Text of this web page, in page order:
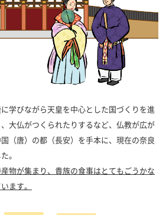
学びながら天皇を中心とした国づくりを進
大仏がつくられたりするなど、仏教が広が
（唐）の都（長安）を手本に、現在の奈良
。
物が集まり、貴族の食事はとてもごうかな
ます。